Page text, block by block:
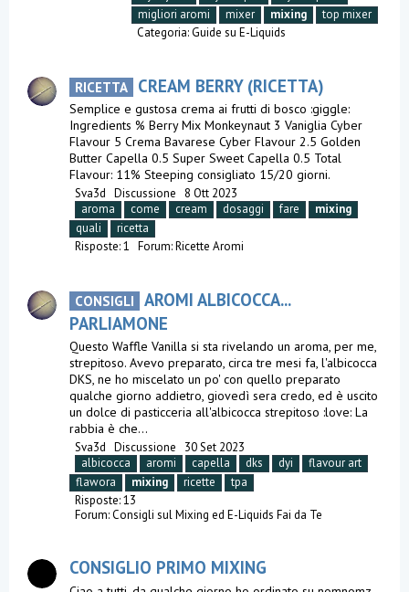
migliori aromi
mixer mixing
top mixer
Categoria:Guide su E-Liquids
RICETTA CREAM BERRY (RICETTA)
Semplice e gustosa crema ai frutti di bosco :giggle:
Ingredients % Berry Mix Monkeynaut 3 Vaniglia Cyber
Flavour 5 Crema Bavarese Cyber Flavour 2.5 Golden
Butter Capella 0.5 Super Sweet Capella 0.5 Total
Flavour: 11% Steeping consigliato 15/20 giorni.
Sva3d Discussione
8 Ott 2023
aroma
come cream dosaggi fare
mixing
quali
ricetta
Risposte: 1 Forum:Ricette Aromi
CONSIGLI
AROMI ALBICOCCA...
PARLIAMONE
Questo Waffle Vanilla si sta rivelando un aroma, per me,
strepitoso. Avevo preparato, circa tre mesi fa, l'albicocca
DKS, ne ho miscelato un po' con quello preparato
qualche giorno addietro, giovedì sera credo, ed è uscito
un dolce di pasticceria all'albicocca strepitoso :love: La
rabbia è che...
Sva3d Discussione
30 Set 2023
albicocca
aromi capella dks dyi
flavour art
flawora
mixing ricette
tpa
Risposte: 13
Forum:Consigli sul Mixing ed E-Liquids Fai da Te
CONSIGLIO PRIMO MIXING